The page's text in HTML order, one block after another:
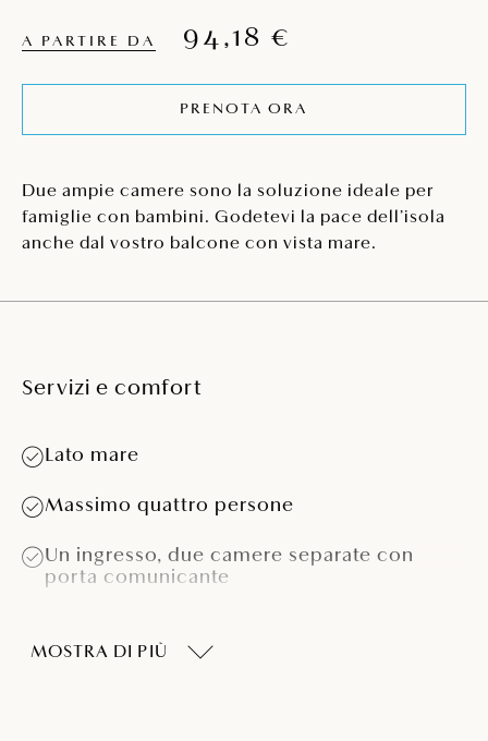
A PARTIRE DA 94,18 €
PRENOTA ORA
Due ampie camere sono la soluzione ideale per
famiglie con bambini. Godetevi la pace dell’isola
anche dal vostro balcone con vista mare.
Servizi e comfort
Lato mare
Massimo quattro persone
Un ingresso, due camere separate con
porta comunicante
Camera per bambini con letto a castello
MOSTRA DI PIÙ